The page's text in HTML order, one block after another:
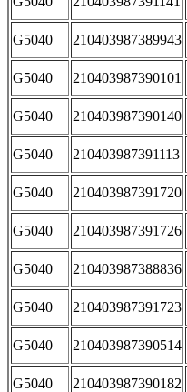
G5040 210403987389943
G5040 210403987390101
G5040 210403987390140
G5040 210403987391113
G5040 210403987391720
G5040 210403987391726
G5040 210403987388836
G5040 210403987391723
G5040 210403987390514
G5040 210403987390182